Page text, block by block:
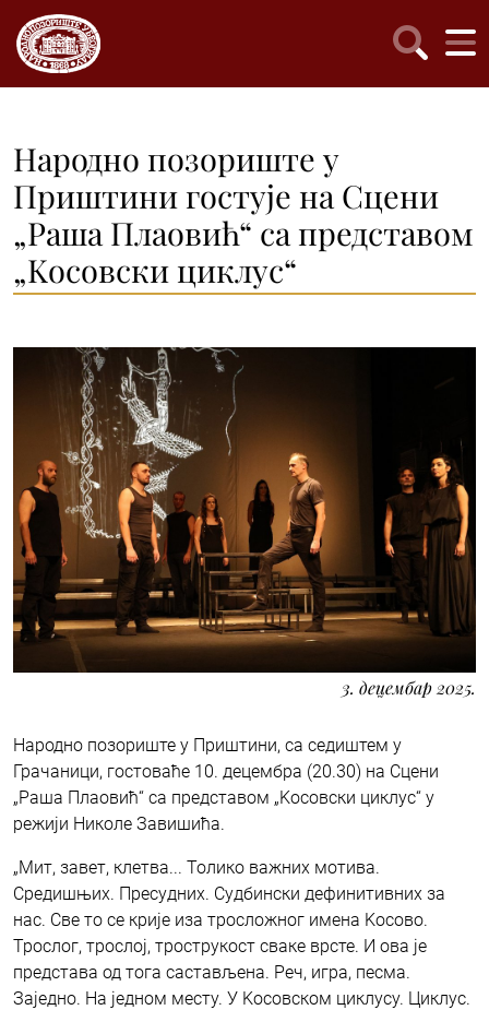
Народно позориште у
Приштини гостује на Сцени
„Раша Плаовић“ са представом
„Kосовски циклус“
3. децембар 2025.
Народно позориште у Приштини, са седиштем у
Грачаници, гостоваће 10. децембра (20.30) на Сцени
„Раша Плаовић“ са представом „Kосовски циклус“ у
режији Николе Завишића.
„Мит, завет, клетва... Толико важних мотива.
Средишњих. Пресудних. Судбински дефинитивних за
нас. Све то се крије иза тросложног имена Kосово.
Трослог, трослој, трострукост сваке врсте. И ова је
представа од тога састављена. Реч, игра, песма.
Заједно. На једном месту. У Kосовском циклусу. Циклус.